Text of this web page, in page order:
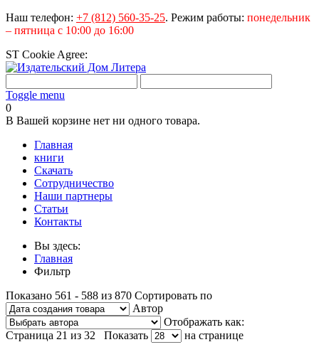
Наш телефон: +7 (812) 560-35-25. Режим работы: понедельник
– пятница с 10:00 до 16:00
ST Cookie Agree:
Toggle menu
0
В Вашей корзине нет ни одного товара.
Главная
книги
Скачать
Сотрудничество
Наши партнеры
Статьи
Контакты
Вы здесь:
Главная
Фильтр
Показано 561 - 588 из 870 Сортировать по
Автор
Отображать как:
Страница 21 из 32
Показать на странице